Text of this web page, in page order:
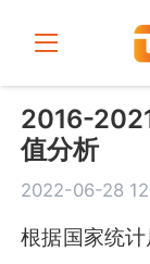
2016-
值分析
2022-06-28
根据国家统